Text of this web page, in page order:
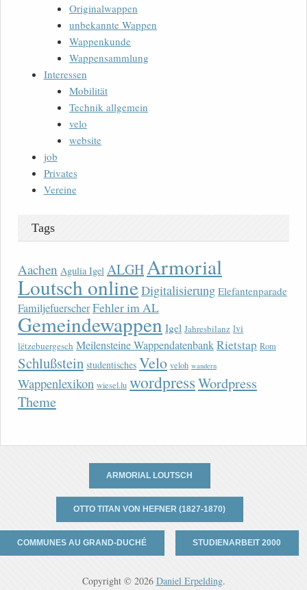
Originalwappen
unbekannte Wappen
Wappenkunde
Wappensammlung
Interessen
Mobilität
Technik allgemein
velo
website
job
Privates
Vereine
Tags
Aachen Agulia Igel ALGHArmorial
Loutsch onlineDigitalisierung Elefantenparade
FamiljefuerscherFehler im AL
Gemeindewappen Igel Jahresbilanz lvi
lëtzebuergesch Meilensteine WappendatenbankRietstap Rom
Schlußstein studentisches Velo veloh wandern
Wappenlexikon wiesel.lu wordpressWordpress
Theme
ARMORIAL LOUTSCH
OTTO TITAN VON HEFNER (1827-1870)
COMMUNES AU GRAND-DUCHÉ STUDIENARBEIT 2000
Copyright © 2026 Daniel Erpelding.